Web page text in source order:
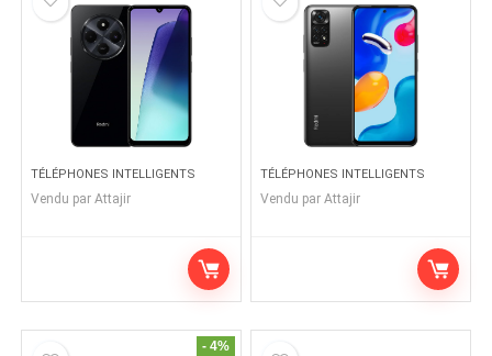
TÉLÉPHONES INTELLIGENTS
Vendu par Attajir
TÉLÉPHONES INTELLIGENTS
Vendu par Attajir
- 4%